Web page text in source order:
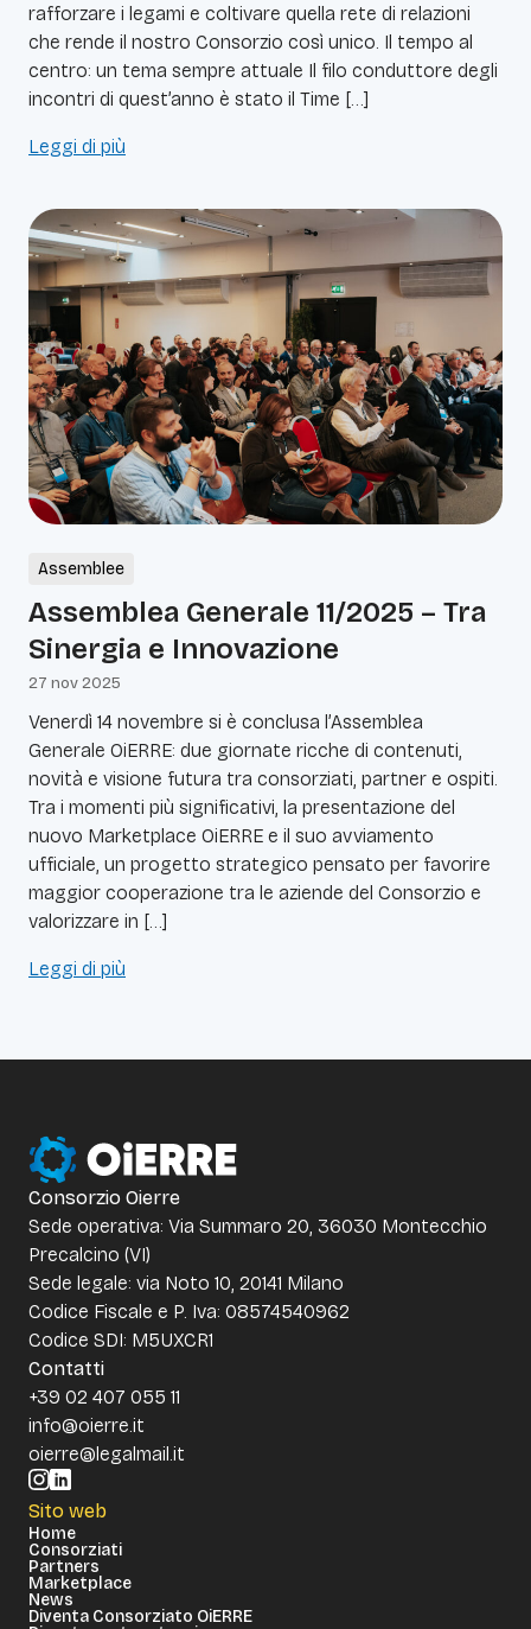
rafforzare i legami e coltivare quella rete di relazioni
che rende il nostro Consorzio così unico. Il tempo al
centro: un tema sempre attuale Il filo conduttore degli
incontri di quest’anno è stato il Time […]
Leggi di più
Assemblee
Assemblea Generale 11/2025 – Tra
Sinergia e Innovazione
27 nov 2025
Venerdì 14 novembre si è conclusa l’Assemblea
Generale OiERRE: due giornate ricche di contenuti,
novità e visione futura tra consorziati, partner e ospiti.
Tra i momenti più significativi, la presentazione del
nuovo Marketplace OiERRE e il suo avviamento
ufficiale, un progetto strategico pensato per favorire
maggior cooperazione tra le aziende del Consorzio e
valorizzare in […]
Leggi di più
Consorzio Oierre
Sede operativa: Via Summaro 20, 36030 Montecchio
Precalcino (VI)
Sede legale: via Noto 10, 20141 Milano
Codice Fiscale e P. Iva: 08574540962
Codice SDI: M5UXCR1
Contatti
+39 02 407 055 11
info@oierre.it
oierre@legalmail.it
Sito web
Home
Consorziati
Partners
Marketplace
News
Diventa Consorziato OiERRE